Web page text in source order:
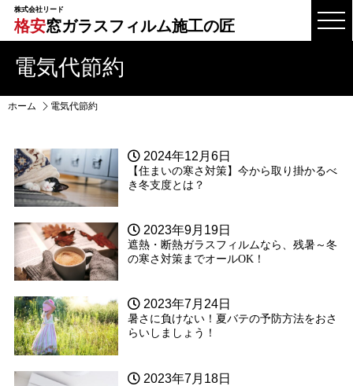
株式会社リード
格安窓ガラスフィルム施工の匠
電気代節約
ホーム 電気代節約
2024年12月6日
【住まいの寒さ対策】今から取り掛かるべ
き冬支度とは？
2023年9月19日
遮熱・断熱ガラスフィルムなら、残暑～冬
の寒さ対策までオールOK！
2023年7月24日
暑さに負けない！夏バテの予防方法をおさ
らいしましょう！
2023年7月18日